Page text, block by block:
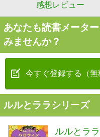
感想レビュー
あなたも読書メータ
みませんか？
今すぐ登録する（無
ルルとララシリーズ
ルルとラ